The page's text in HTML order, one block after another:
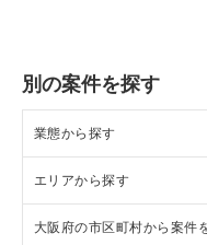
別の案件を探す
業態から探す
ラーメンの居抜き売却物
フランス料理の居抜き売
エリアから探す
東京23区の飲食店の居抜
大阪府の市区町村から案件